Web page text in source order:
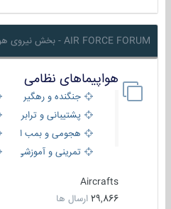
AIR FORCE FORUM - بخش نیروی هوایی
هواپیماهای نظامی
جنگنده و رهگیر
پشتیبانی و ترابری
هجومی و بمب افکن
تمرینی و آموزشی
Aircrafts
29,866 ارسال ها